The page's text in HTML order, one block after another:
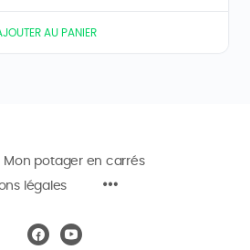
AU PANIER
potager en carrés
légales